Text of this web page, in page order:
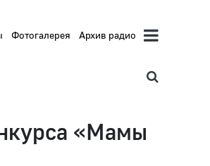
Фотогалерея Архив радио
«Мамы